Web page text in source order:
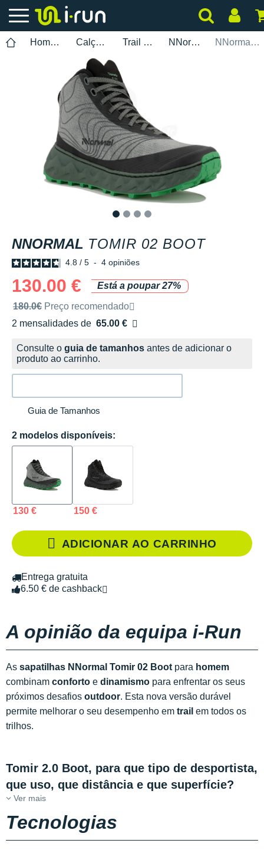
Homem Calçados Trail Running NNormal NNormal Tomir 02 Boot
NNORMAL TOMIR 02 BOOT
4.8 / 5 - 4 opiniões
130.00 €
Está a poupar 27%
Preço de venda recomendado pela marca
180.0€ Preço recomendado
2 mensalidades de 65.00 €
sem custos
Consulte o guia de tamanhos antes de adicionar o
produto ao carrinho.
Guia de Tamanhos
2 modelos disponíveis:
130 € 150 €
ADICIONAR AO CARRINHO
Entrega gratuita
6.50 € de cashback
A opinião da equipa i-Run
As sapatilhas NNormal Tomir 02 Boot para homem
combinam conforto e dinamismo para enfrentar os seus
próximos desafios outdoor. Esta nova versão durável
permite melhorar o seu desempenho em trail em todos os
trilhos.
Tomir 2.0 Boot, para que tipo de desportista,
que uso, que distância e que superfície?
Ver mais
Tecnologias